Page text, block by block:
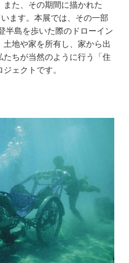
た、その期間に描かれた
ます。本展では、その一部
半島を歩いた際のドローイン
地や家を所有し、家から出
ちが当然のように行う「住
ェクトです。